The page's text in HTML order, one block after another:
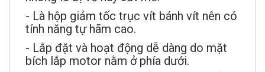
- Là hộp giảm tốc trục vít bánh vít nên có
tính năng tự hãm cao.
- Lắp đặt và hoạt động dễ dàng do mặt
bích lắp motor nằm ở phía dưới.